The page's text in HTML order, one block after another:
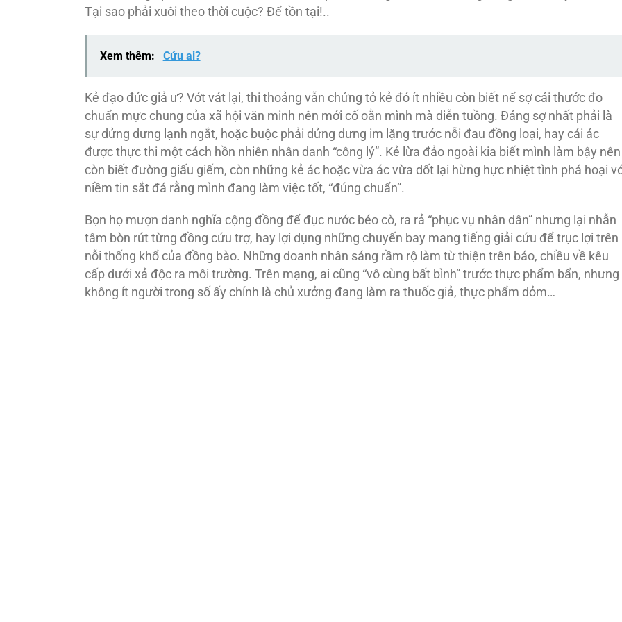
Tại sao phải xuôi theo thời cuộc? Để tồn tại!..
Xem thêm: Cứu ai?
Kẻ đạo đức giả ư? Vớt vát lại, thi thoảng vẫn chứng tỏ kẻ đó ít nhiều còn biết nể sợ cái thước đo
chuẩn mực chung của xã hội văn minh nên mới cố oằn mình mà diễn tuồng. Đáng sợ nhất phải là
sự dửng dưng lạnh ngắt, hoặc buộc phải dửng dưng im lặng trước nỗi đau đồng loại, hay cái ác
được thực thi một cách hồn nhiên nhân danh “công lý”. Kẻ lừa đảo ngoài kia biết mình làm bậy nên
còn biết đường giấu giếm, còn những kẻ ác hoặc vừa ác vừa dốt lại hừng hực nhiệt tình phá hoại
niềm tin sắt đá rằng mình đang làm việc tốt, “đúng chuẩn”.
Bọn họ mượn danh nghĩa cộng đồng để đục nước béo cò, ra rả “phục vụ nhân dân” nhưng lại nhẫn
tâm bòn rút từng đồng cứu trợ, hay lợi dụng những chuyến bay mang tiếng giải cứu để trục lợi trên
nỗi thống khổ của đồng bào. Những doanh nhân sáng rầm rộ làm từ thiện trên báo, chiều về kêu
cấp dưới xả độc ra môi trường. Trên mạng, ai cũng “vô cùng bất bình” trước thực phẩm bẩn, nhưng
không ít người trong số ấy chính là chủ xưởng đang làm ra thuốc giả, thực phẩm dỏm…